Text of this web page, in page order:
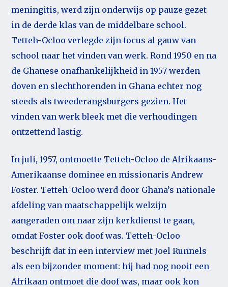
meningitis, werd zijn onderwijs op pauze gezet
in de derde klas van de middelbare school.
Tetteh-Ocloo verlegde zijn focus al gauw van
school naar het vinden van werk. Rond 1950 en na
de Ghanese onafhankelijkheid in 1957 werden
doven en slechthorenden in Ghana echter nog
steeds als tweederangsburgers gezien. Het
vinden van werk bleek met die verhoudingen
ontzettend lastig.
In juli, 1957, ontmoette Tetteh-Ocloo de Afrikaans-
Amerikaanse dominee en missionaris Andrew
Foster. Tetteh-Ocloo werd door Ghana’s nationale
afdeling van maatschappelijk welzijn
aangeraden om naar zijn kerkdienst te gaan,
omdat Foster ook doof was. Tetteh-Ocloo
beschrijft dat in een interview met Joel Runnels
als een bijzonder moment: hij had nog nooit een
Afrikaan ontmoet die doof was, maar ook kon